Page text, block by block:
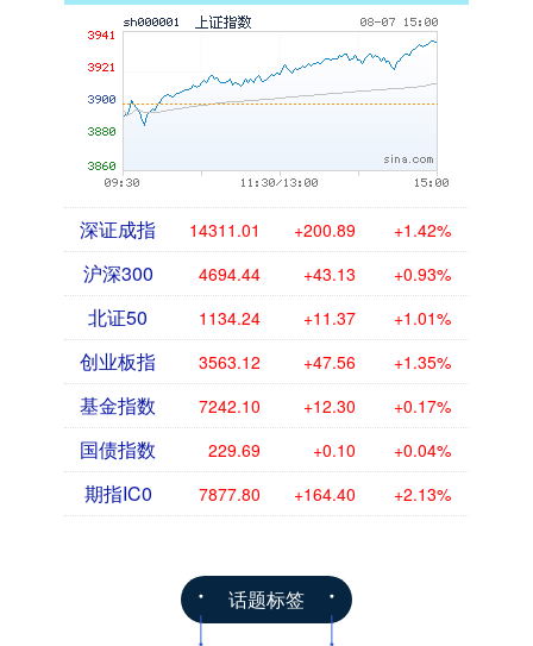
深证成指 14311.01 +200.89 +1.42%
沪深300 4694.44 +43.13 +0.93%
北证50 1134.24 +11.37 +1.01%
创业板指 3563.12 +47.56 +1.35%
基金指数 7242.10 +12.30 +0.17%
国债指数 229.69 +0.10 +0.04%
期指IC0 7877.80 +164.40 +2.13%
话题标签